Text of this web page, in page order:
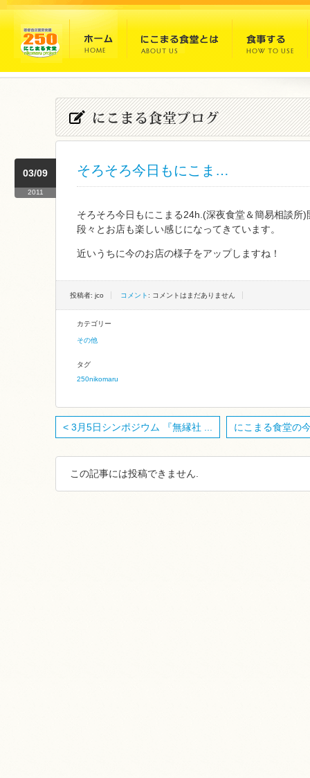
そろそろ今日もにこま…
03/09
2011
そろそろ今日もにこまる24h.(深夜食堂＆簡易相談所)
段々とお店も楽しい感じになってきています。
近いうちに今のお店の様子をアップしますね！
投稿者: jco コメント : コメントはまだありません
カテゴリー
その他
タグ
250nikomaru
< 3月5日シンポジウム 『無縁社 ... にこまる食堂の
この記事には投稿できません.